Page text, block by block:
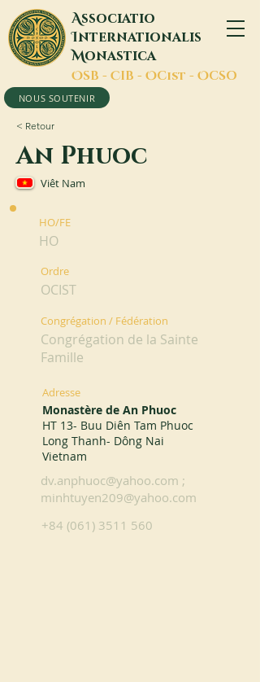
Associatio
Internationalis
Monastica
OSB - CIB - OCist - OCSO
NOUS SOUTENIR
< Retour
An Phuoc
Viêt Nam
HO/FE
HO
Ordre
OCIST
Congrégation / Fédération
Congrégation de la Sainte
Famille
Adresse
Monastère de An Phuoc
HT 13- Buu Diên Tam Phuoc
Long Thanh- Dông Nai
Vietnam
dv.anphuoc@yahoo.com ;
minhtuyen209@yahoo.com
+84 (061) 3511 560